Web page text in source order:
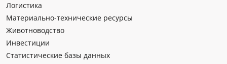
Логистика
Материально-технические ресурсы
Животноводство
Инвестиции
Статистические базы данных